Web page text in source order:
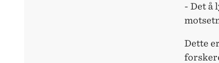
- Det å
Dette